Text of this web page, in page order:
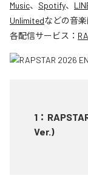
Music、 Spotify、
Unlimitedなどの音
各配信サービス：
1 ：
Ver.)